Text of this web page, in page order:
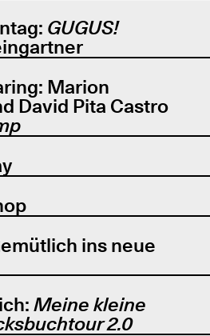
GUGUS!
Marion
David Pita Castro
ins neue
Meine kleine
2.0